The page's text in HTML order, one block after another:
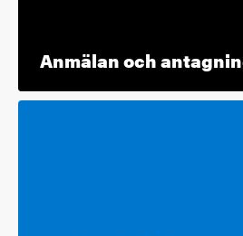
Anmälan och